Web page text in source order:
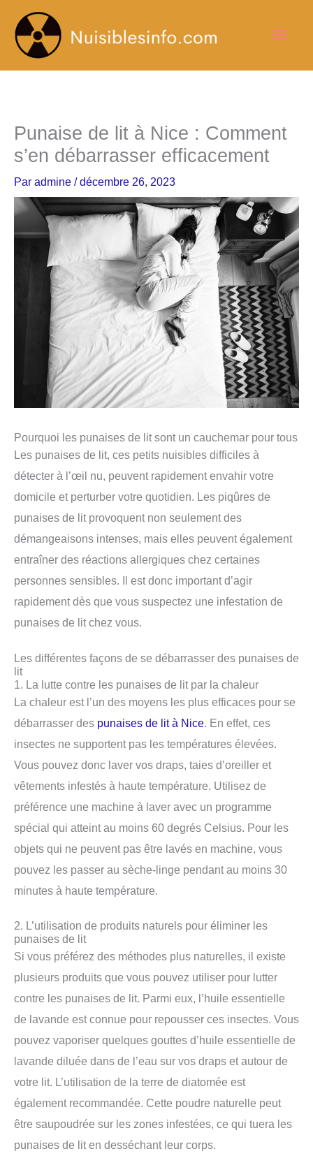
contenu
Punaise de lit à Nice : Comment
s’en débarrasser efficacement
Par admine /décembre 26, 2023
Pourquoi les punaises de lit sont un cauchemar pour tous
Les punaises de lit, ces petits nuisibles difficiles à
détecter à l’œil nu, peuvent rapidement envahir votre
domicile et perturber votre quotidien. Les piqûres de
punaises de lit provoquent non seulement des
démangeaisons intenses, mais elles peuvent également
entraîner des réactions allergiques chez certaines
personnes sensibles. Il est donc important d’agir
rapidement dès que vous suspectez une infestation de
punaises de lit chez vous.
Les différentes façons de se débarrasser des punaises de
lit
1. La lutte contre les punaises de lit par la chaleur
La chaleur est l’un des moyens les plus efficaces pour se
débarrasser des punaises de lit à Nice . En effet, ces
insectes ne supportent pas les températures élevées.
Vous pouvez donc laver vos draps, taies d’oreiller et
vêtements infestés à haute température. Utilisez de
préférence une machine à laver avec un programme
spécial qui atteint au moins 60 degrés Celsius. Pour les
objets qui ne peuvent pas être lavés en machine, vous
pouvez les passer au sèche-linge pendant au moins 30
minutes à haute température.
2. L’utilisation de produits naturels pour éliminer les
punaises de lit
Si vous préférez des méthodes plus naturelles, il existe
plusieurs produits que vous pouvez utiliser pour lutter
contre les punaises de lit. Parmi eux, l’huile essentielle
de lavande est connue pour repousser ces insectes. Vous
pouvez vaporiser quelques gouttes d’huile essentielle de
lavande diluée dans de l’eau sur vos draps et autour de
votre lit. L’utilisation de la terre de diatomée est
également recommandée. Cette poudre naturelle peut
être saupoudrée sur les zones infestées, ce qui tuera les
punaises de lit en desséchant leur corps.